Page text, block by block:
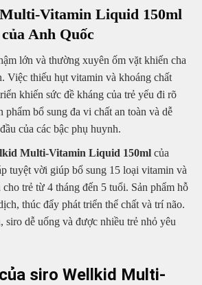
Vitamin Liquid 150ml
của Anh Quốc
lớn và thường xuyên ốm vặt khiến cha
Việc thiếu hụt vitamin và khoáng chất
khiến sức đề kháng của trẻ yếu đi rõ
phẩm bổ sung đa vi chất an toàn và dễ
của các bậc phụ huynh.
Multi-Vitamin Liquid 150ml của
tuyệt vời giúp bổ sung 15 loại vitamin và
trẻ từ 4 tháng đến 5 tuổi. Sản phẩm hỗ
thúc đẩy phát triển thể chất và trí não.
dễ uống và được nhiều trẻ nhỏ yêu
siro Wellkid Multi-